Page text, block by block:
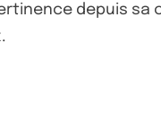
depuis